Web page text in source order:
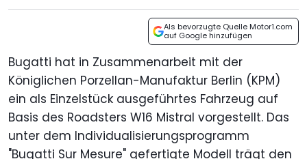
Als bevorzugte Quelle Motor1.com
auf Google hinzufügen
Bugatti hat in Zusammenarbeit mit der
Königlichen Porzellan-Manufaktur Berlin (KPM)
ein als Einzelstück ausgeführtes Fahrzeug auf
Basis des Roadsters W16 Mistral vorgestellt. Das
unter dem Individualisierungsprogramm
"Bugatti Sur Mesure" gefertigte Modell trägt den